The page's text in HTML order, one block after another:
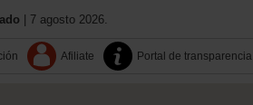
| 7 agosto 2026.
Afiliate Portal de transparencia